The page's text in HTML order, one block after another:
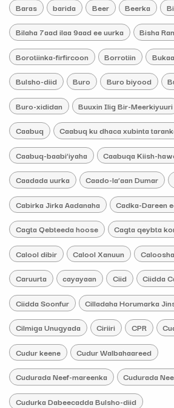
Baras barida Beer Beerka
Bilaha 7aad ilaa 9aad ee uurka Bisha
Borotiinka-firfircoon Borrotiin
Bulsho-diid Buro Buro biyood
Buro-xididan Buuxin Ilig Bir-Meerkiyuuri
Caabuq Caabuq ku dhaca xubinta
Caabuq-baabi’iyaha Caabuqa Kiish-
Caadada uurka Caado-la’aan Dumar
Cabirka Jirka Aadanaha Cadka-Dareen
Cagta Qebteeda hoose Cagta qeybta
Calool dibir Calool Xanuun
Caruurta cayayaan Ciid Ciidda
Ciidda Soonfur Cilladaha Horumarka
Cilmiga Unugyada Ciriiri CPR
Cudur keene Cudur Walbahaareed
Cudurada Neef-mareenka Cudurada
Cudurka Dabeecadda Bulsho-diid